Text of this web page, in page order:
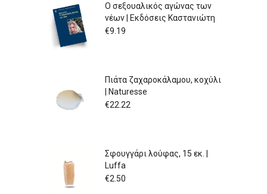
Ο σεξουαλικός αγώνας των
νέων | Εκδόσεις Καστανιώτη
€9.19
Πιάτα ζαχαροκάλαμου, κοχύλι
| Naturesse
€22.22
Σφουγγάρι λούφας, 15 εκ. |
Luffa
€2.50